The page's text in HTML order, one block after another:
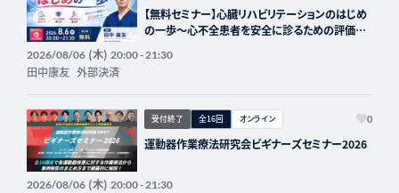
【無料セミナー】心臓リハビリテーションのはじめ
の一歩〜心不全患者を安全に診るための評価と
2026/08/06(木) 20:00 - 21:30
田中康友 外部決済
受付終了 全16回 オンライン 0
運動器作業療法研究会ビギナーズセミナー2026
2026/08/06(木) 20:00 - 21:30